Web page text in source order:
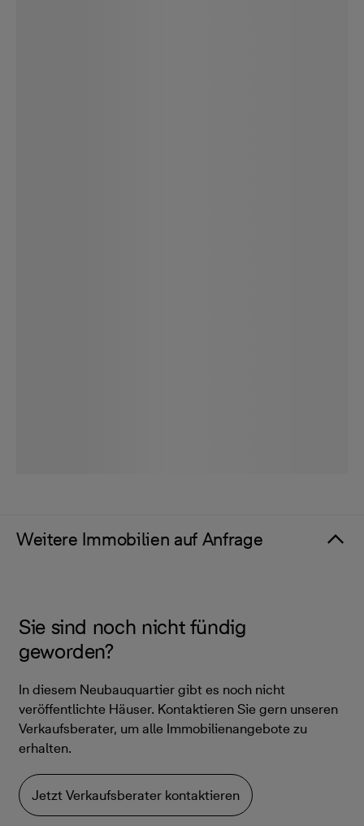
Weitere Immobilien auf Anfrage
Sie sind noch nicht fündig
geworden?
In diesem Neubauquartier gibt es noch nicht
veröffentlichte Häuser. Kontaktieren Sie gern unseren
Verkaufsberater, um alle Immobilienangebote zu
erhalten.
Jetzt Verkaufsberater kontaktieren